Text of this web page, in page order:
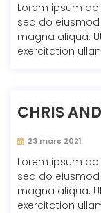
Lorem ipsum
sed do
magna aliqua.
exercitation
CHRIS
23 mars 2021
Lorem ipsum
sed do
magna aliqua.
exercitation